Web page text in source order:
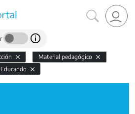
Material pedagógico